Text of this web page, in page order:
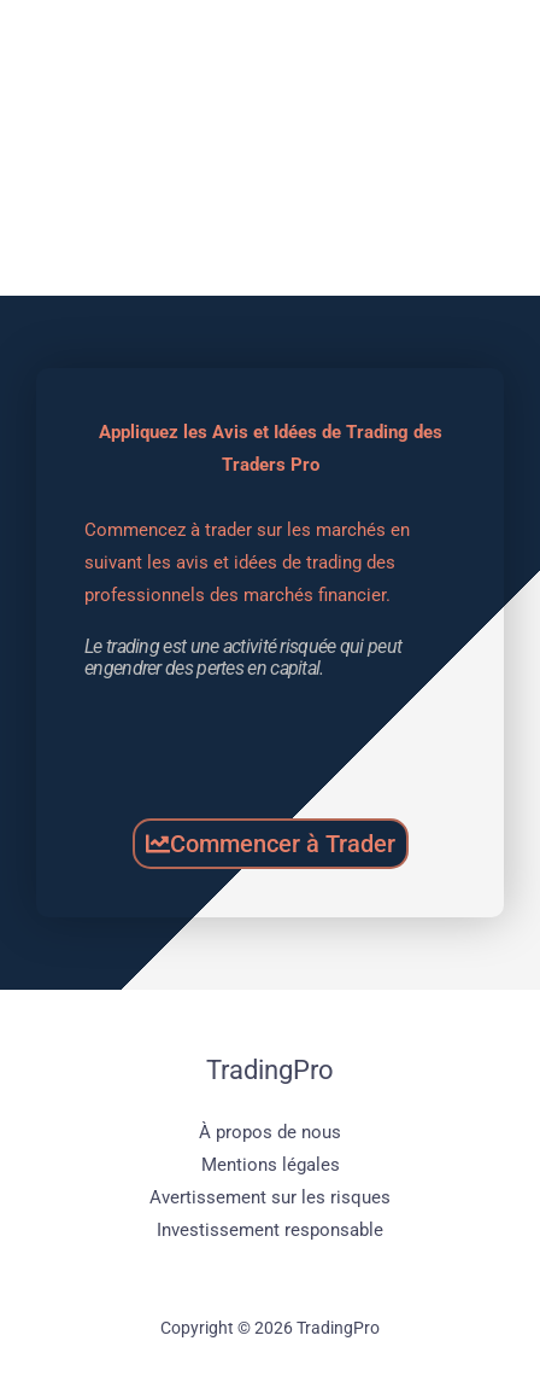
Appliquez les Avis et Idées de Trading des
Traders Pro
Commencez à trader sur les marchés en
suivant les avis et idées de trading des
professionnels des marchés financier.
Le trading est une activité risquée qui peut
engendrer des pertes en capital.
Commencer à Trader
TradingPro
À propos de nous
Mentions légales
Avertissement sur les risques
Investissement responsable
Copyright © 2026 TradingPro